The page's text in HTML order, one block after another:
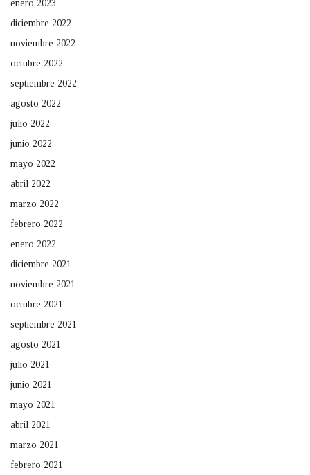
enero 2023
diciembre 2022
noviembre 2022
octubre 2022
septiembre 2022
agosto 2022
julio 2022
junio 2022
mayo 2022
abril 2022
marzo 2022
febrero 2022
enero 2022
diciembre 2021
noviembre 2021
octubre 2021
septiembre 2021
agosto 2021
julio 2021
junio 2021
mayo 2021
abril 2021
marzo 2021
febrero 2021